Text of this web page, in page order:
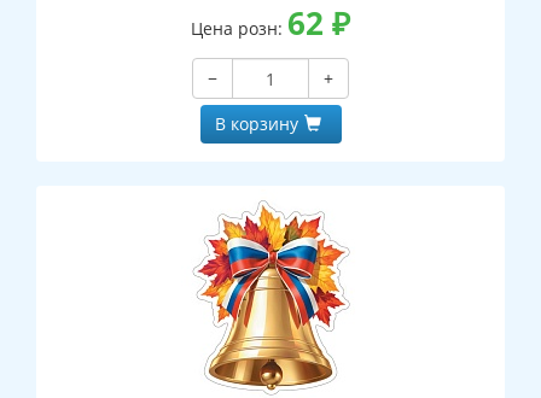
Цена розн: 62 ₽
−
+
В корзину